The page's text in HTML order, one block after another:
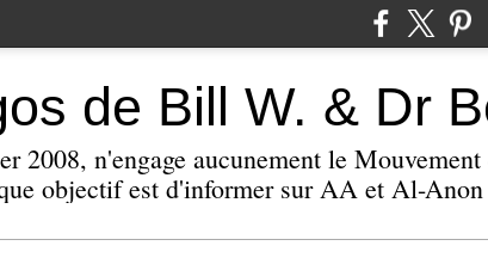
de Bill W. & Dr
2008, n'engage aucunement le
objectif est d'informer sur AA et Al-